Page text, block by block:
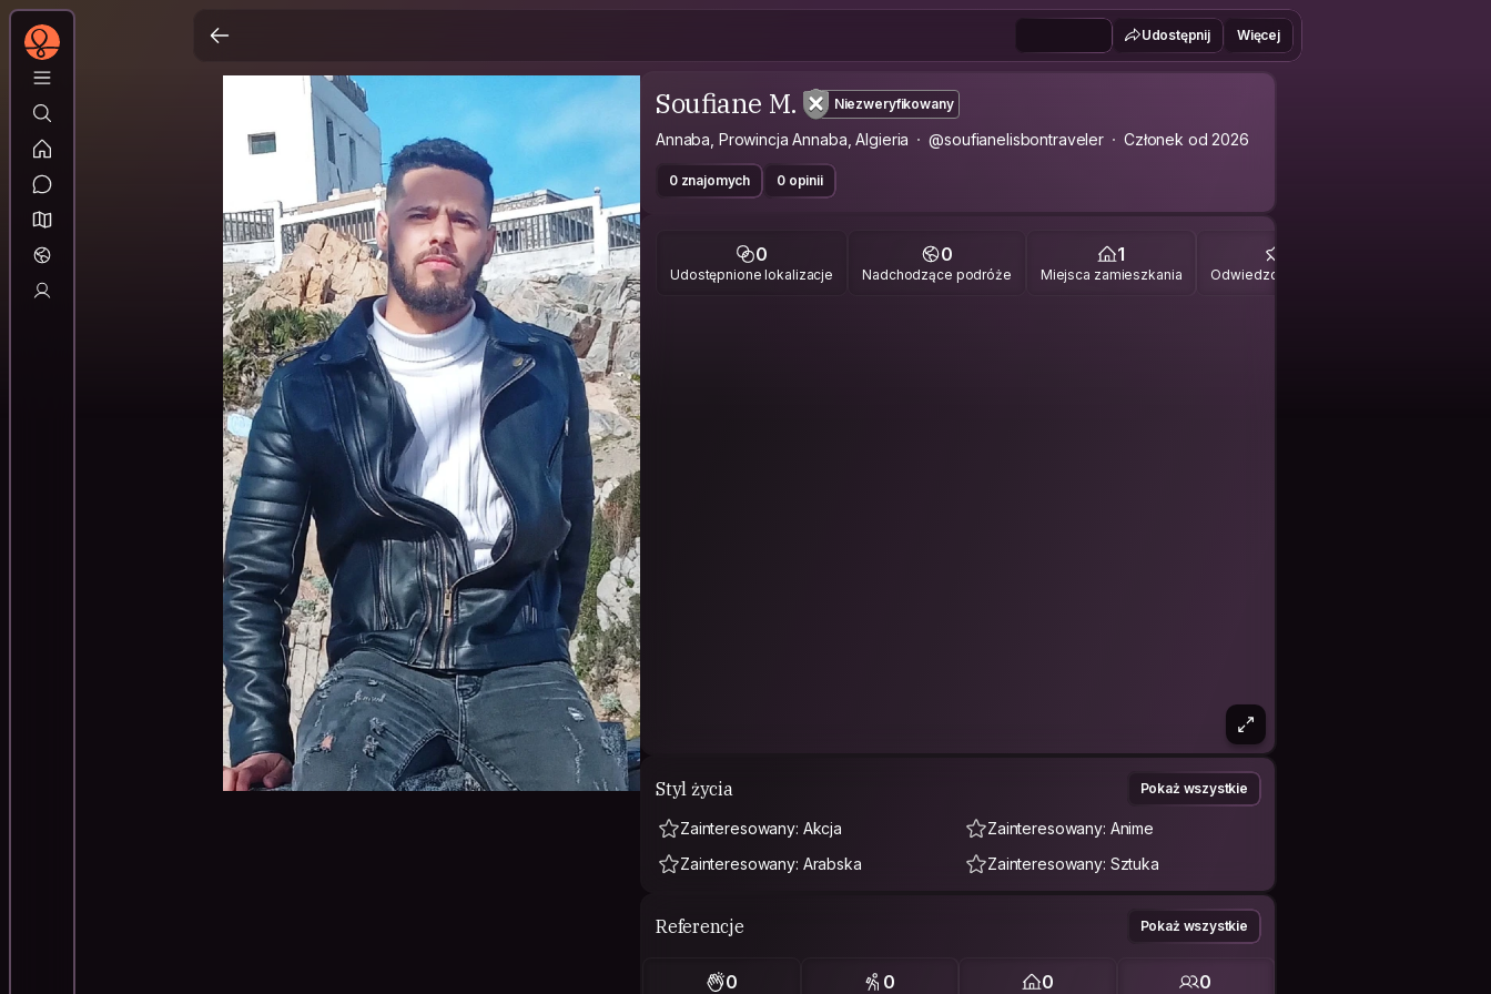
Udostępnij Więcej
Soufiane M. Niezweryfikowany
Annaba, Prowincja Annaba, Algieria @soufianelisbontraveler Członek od 2026
0 znajomych 0 opinii
0
Udostępnione lokalizacje
0
Nadchodzące podróże
1
Miejsca zamieszkania Odwiedzone miejsca
Styl życia Pokaż wszystkie
Zainteresowany: Akcja
Zainteresowany: Anime
Zainteresowany: Arabska
Zainteresowany: Sztuka
Referencje Pokaż wszystkie
0 0 0 0